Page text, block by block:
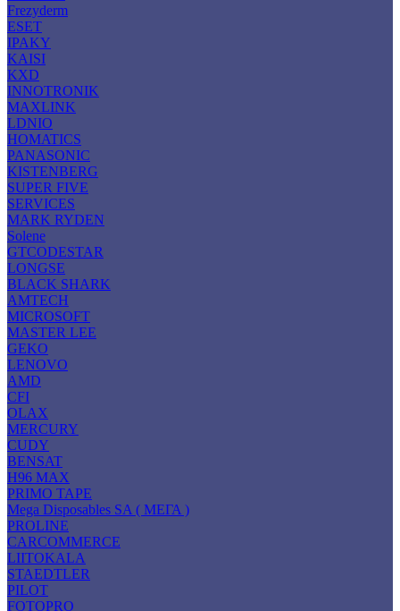
Frezyderm
ESET
IPAKY
KAISI
KXD
INNOTRONIK
MAXLINK
LDNIO
HOMATICS
PANASONIC
KISTENBERG
SUPER FIVE
SERVICES
MARK RYDEN
Solene
GTCODESTAR
LONGSE
BLACK SHARK
AMTECH
MICROSOFT
MASTER LEE
GEKO
LENOVO
AMD
CFI
OLAX
MERCURY
CUDY
BENSAT
H96 MAX
PRIMO TAPE
Mega Disposables SA ( ΜΕΓΑ )
PROLINE
CARCOMMERCE
LIITOKALA
STAEDTLER
PILOT
FOTOPRO